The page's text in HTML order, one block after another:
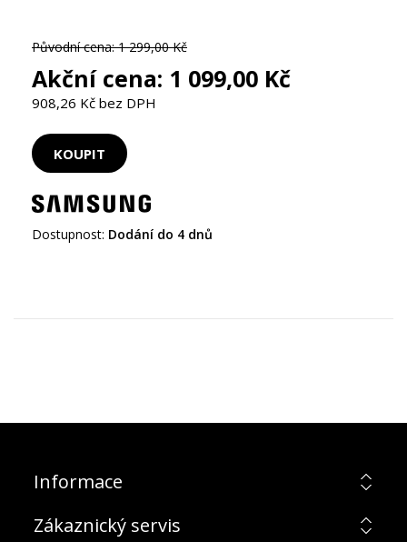
Původní cena: 1 299,00 Kč
Akční cena: 1 099,00 Kč
908,26 Kč bez DPH
Dostupnost: Dodání do 4 dnů
Informace
Zákaznický servis